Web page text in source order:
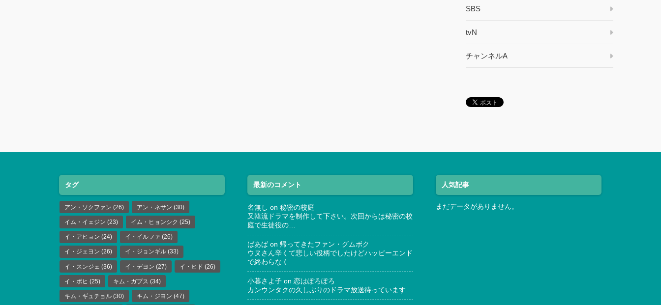
SBS
tvN
チャンネルA
タグ
アン・ソクファン (26) アン・ネサン (30)
イム・イェジン (23) イム・ヒョンシク (25)
イ・アヒョン (24) イ・イルファ (26)
イ・ジェヨン (26) イ・ジョンギル (33)
イ・スンジェ (36) イ・デヨン (27) イ・ヒド (26)
イ・ボヒ (25) キム・ガプス (34)
キム・ギュチョル (30) キム・ジヨン (47)
最新のコメント
名無し on 秘密の校庭
又韓流ドラマを制作して下さい。次回からは秘密の校
庭で生徒役の…
ばあば on 帰ってきたファン・グムボク
ウヌさん辛くて悲しい役柄でしたけどハッピーエンド
で終わらなく…
小暮さよ子 on 恋はぽろぽろ
カンウンタクの久しぶりのドラマ放送待っています
人気記事
まだデータがありません。